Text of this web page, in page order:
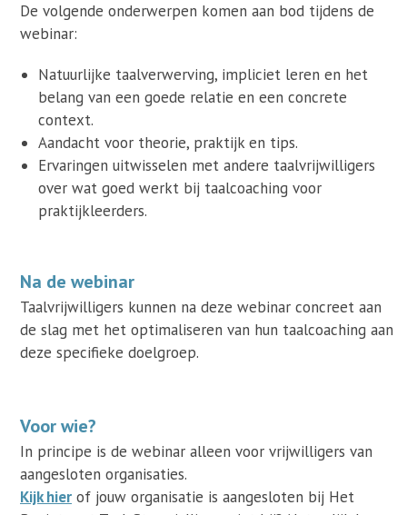
De volgende onderwerpen komen aan bod tijdens de
webinar:
Natuurlijke taalverwerving, impliciet leren en het
belang van een goede relatie en een concrete
context.
Aandacht voor theorie, praktijk en tips.
Ervaringen uitwisselen met andere taalvrijwilligers
over wat goed werkt bij taalcoaching voor
praktijkleerders.
Na de webinar
Taalvrijwilligers kunnen na deze webinar concreet aan
de slag met het optimaliseren van hun taalcoaching aan
deze specifieke doelgroep.
Voor wie?
In principe is de webinar alleen voor vrijwilligers van
aangesloten organisaties.
Kijk hier of jouw organisatie is aangesloten bij Het